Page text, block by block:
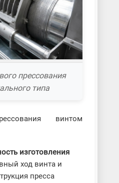
прессования
типа
винтом
изготовления
ход винта и
пресса